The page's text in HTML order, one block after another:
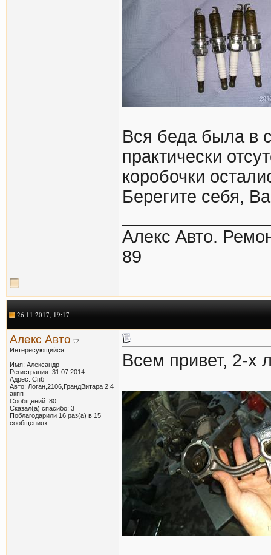
Вся беда была в
практически
коробочки
Берегите себя,
Алекс Авто.
89
26.11.2017, 19:17
Алекс Авто
Интересующийся
Имя: Александр
Регистрация: 31.07.2014
Адрес: Спб
Авто: Логан,2106,ГрандВитара 2.4
акпп
Сообщений: 80
Сказал(а) спасибо: 3
Поблагодарили 16 раз(а) в 15
сообщениях
Всем привет, 2-х